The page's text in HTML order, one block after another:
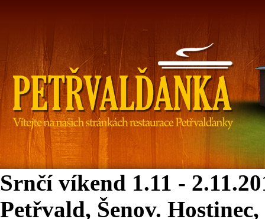
Srnčí víkend 1.11 -
Petřvald, Šenov.